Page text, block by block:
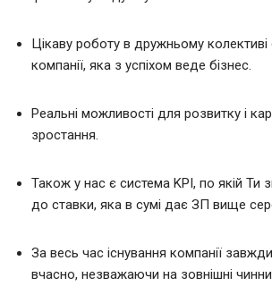
Цікаву роботу в дружньому колективі
компанії, яка з успіхом веде бізнес.
Реальні можливості для розвитку і
зростання.
Також у нас є система KPI, по якій Ти
до ставки, яка в сумі дає ЗП вище
За весь час існування компанії
вчасно, незважаючи на зовнішні